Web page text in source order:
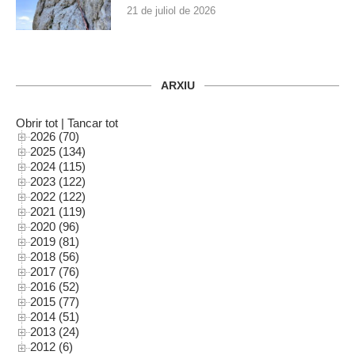
21 de juliol de 2026
ARXIU
Obrir tot | Tancar tot
2026 (70)
2025 (134)
2024 (115)
2023 (122)
2022 (122)
2021 (119)
2020 (96)
2019 (81)
2018 (56)
2017 (76)
2016 (52)
2015 (77)
2014 (51)
2013 (24)
2012 (6)